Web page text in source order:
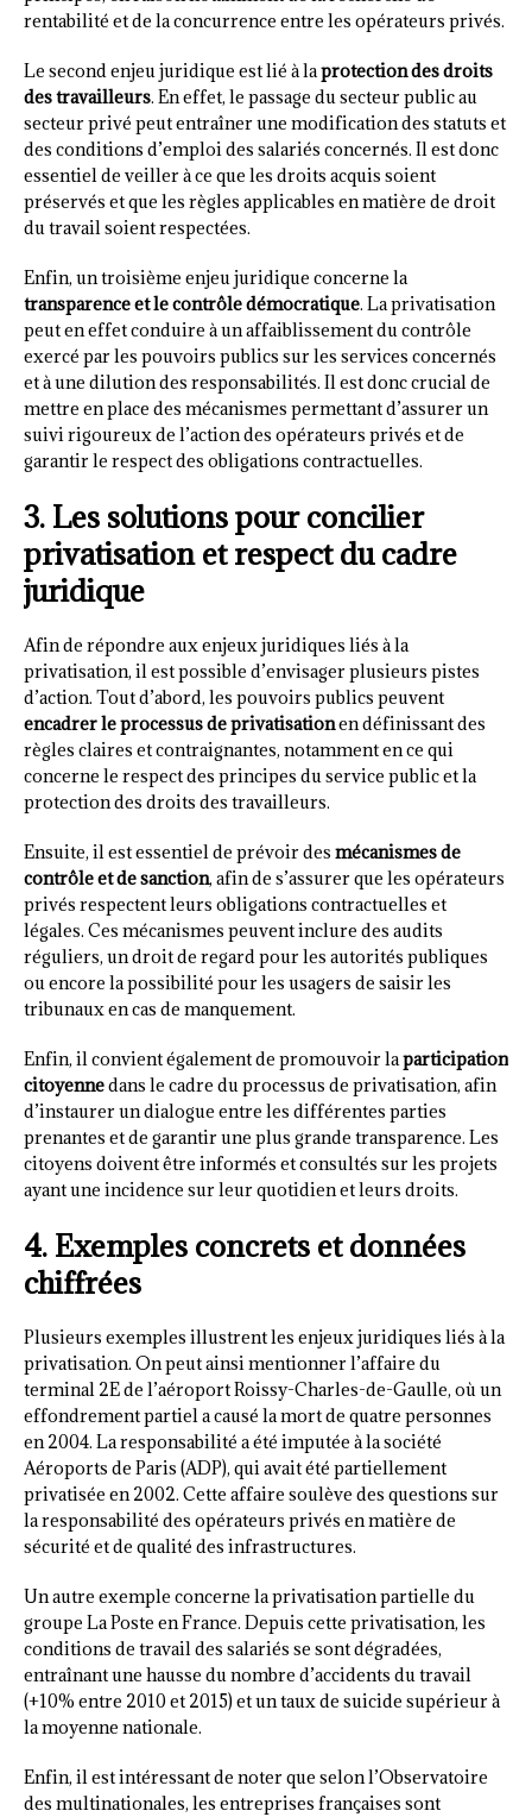
rentabilité et de la concurrence entre les opérateurs privés.
Le second enjeu juridique est lié à laprotection des droits
des travailleurs. En effet, le passage du secteur public au
secteur privé peut entraîner une modification des statuts et
des conditions d’emploi des salariés concernés. Il est donc
essentiel de veiller à ce que les droits acquis soient
préservés et que les règles applicables en matière de droit
du travail soient respectées.
Enfin, un troisième enjeu juridique concerne la
transparence et le contrôle démocratique. La privatisation
peut en effet conduire à un affaiblissement du contrôle
exercé par les pouvoirs publics sur les services concernés
et à une dilution des responsabilités. Il est donc crucial de
mettre en place des mécanismes permettant d’assurer un
suivi rigoureux de l’action des opérateurs privés et de
garantir le respect des obligations contractuelles.
3. Les solutions pour concilier
privatisation et respect du cadre
juridique
Afin de répondre aux enjeux juridiques liés à la
privatisation, il est possible d’envisager plusieurs pistes
d’action. Tout d’abord, les pouvoirs publics peuvent
encadrer le processus de privatisationen définissant des
règles claires et contraignantes, notamment en ce qui
concerne le respect des principes du service public et la
protection des droits des travailleurs.
Ensuite, il est essentiel de prévoir des mécanismes de
contrôle et de sanction, afin de s’assurer que les opérateurs
privés respectent leurs obligations contractuelles et
légales. Ces mécanismes peuvent inclure des audits
réguliers, un droit de regard pour les autorités publiques
ou encore la possibilité pour les usagers de saisir les
tribunaux en cas de manquement.
Enfin, il convient également de promouvoir laparticipation
citoyennedans le cadre du processus de privatisation, afin
d’instaurer un dialogue entre les différentes parties
prenantes et de garantir une plus grande transparence. Les
citoyens doivent être informés et consultés sur les projets
ayant une incidence sur leur quotidien et leurs droits.
4. Exemples concrets et données
chiffrées
Plusieurs exemples illustrent les enjeux juridiques liés à la
privatisation. On peut ainsi mentionner l’affaire du
terminal 2E de l’aéroport Roissy-Charles-de-Gaulle, où un
effondrement partiel a causé la mort de quatre personnes
en 2004. La responsabilité a été imputée à la société
Aéroports de Paris (ADP), qui avait été partiellement
privatisée en 2002. Cette affaire soulève des questions sur
la responsabilité des opérateurs privés en matière de
sécurité et de qualité des infrastructures.
Un autre exemple concerne la privatisation partielle du
groupe La Poste en France. Depuis cette privatisation, les
conditions de travail des salariés se sont dégradées,
entraînant une hausse du nombre d’accidents du travail
(+10% entre 2010 et 2015) et un taux de suicide supérieur à
la moyenne nationale.
Enfin, il est intéressant de noter que selon l’Observatoire
des multinationales, les entreprises françaises sont